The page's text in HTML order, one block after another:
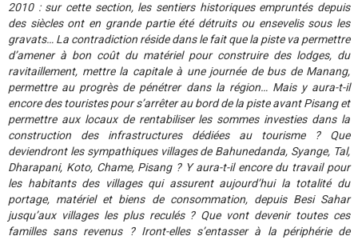
2010 : sur cette section, les sentiers historiques empruntés depuis
des siècles ont en grande partie été détruits ou ensevelis sous les
gravats… La contradiction réside dans le fait que la piste va permettre
d’amener à bon coût du matériel pour construire des lodges, du
ravitaillement, mettre la capitale à une journée de bus de Manang,
permettre au progrès de pénétrer dans la région… Mais y aura-t-il
encore des touristes pour s’arrêter au bord de la piste avant Pisang et
permettre aux locaux de rentabiliser les sommes investies dans la
construction des infrastructures dédiées au tourisme ? Que
deviendront les sympathiques villages de Bahunedanda, Syange, Tal,
Dharapani, Koto, Chame, Pisang ? Y aura-t-il encore du travail pour
les habitants des villages qui assurent aujourd’hui la totalité du
portage, matériel et biens de consommation, depuis Besi Sahar
jusqu’aux villages les plus reculés ? Que vont devenir toutes ces
familles sans revenus ? Iront-elles s’entasser à la périphérie de